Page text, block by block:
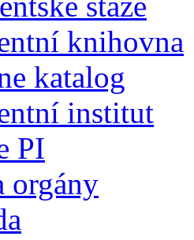
knihovna
katalog
institut
PI
orgány